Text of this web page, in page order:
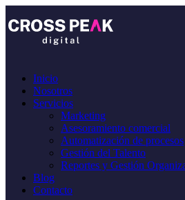
Inicio
Nosotros
Servicios
Marketing
Asesoramiento comercial
Automatización de procesos
Gestión del Talento
Reportes y Gestión
Blog
Contacto